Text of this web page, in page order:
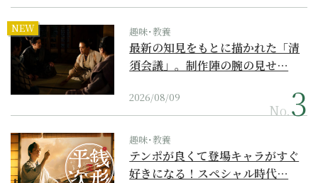
NEW 趣味･教養
最新の知見をもとに描かれた「清
須会議」。制作陣の腕の見せ…
2026/08/09
No.
趣味･教養
テンポが良くて登場キャラがすぐ
好きになる！スペシャル時代…